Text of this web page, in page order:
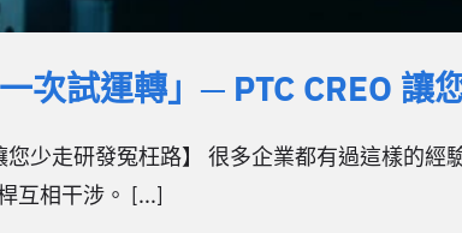
次試運轉」─ PTC CREO 讓
少走研發冤枉路】 很多企業都有過這樣的經
互相干涉。 [...]